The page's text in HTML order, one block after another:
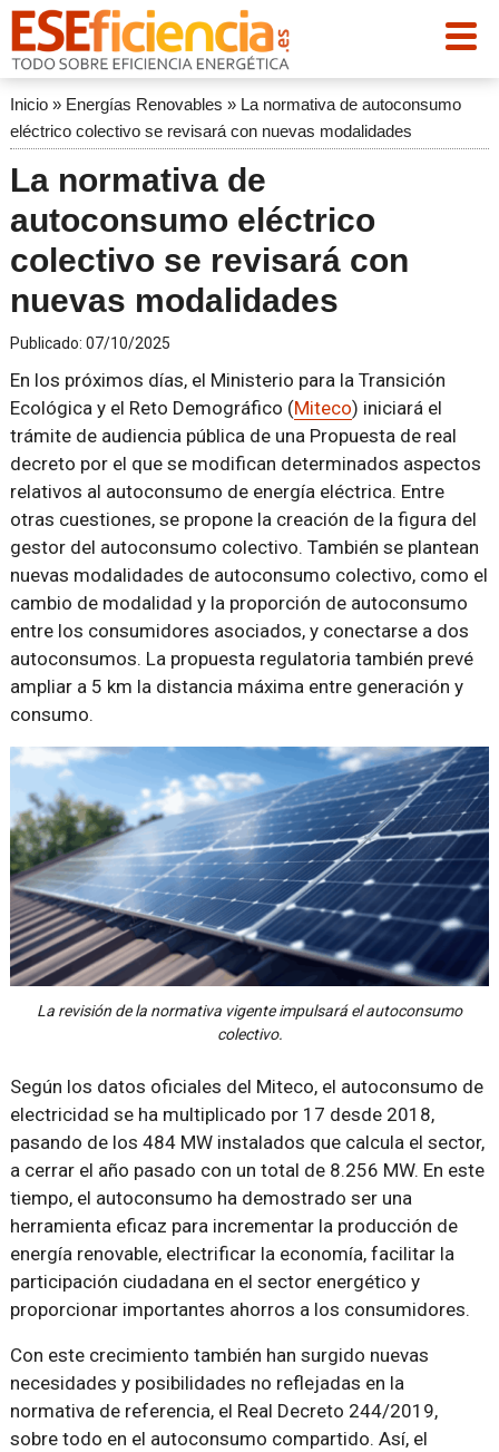
Inicio» Energías Renovables » La normativa de autoconsumo
eléctrico colectivo se revisará con nuevas modalidades
La normativa de
autoconsumo eléctrico
colectivo se revisará con
nuevas modalidades
Publicado: 07/10/2025
En los próximos días, el Ministerio para la Transición
Ecológica y el Reto Demográfico (Miteco) iniciará el
trámite de audiencia pública de una Propuesta de real
decreto por el que se modifican determinados aspectos
relativos al autoconsumo de energía eléctrica. Entre
otras cuestiones, se propone la creación de la figura del
gestor del autoconsumo colectivo. También se plantean
nuevas modalidades de autoconsumo colectivo, como el
cambio de modalidad y la proporción de autoconsumo
entre los consumidores asociados, y conectarse a dos
autoconsumos. La propuesta regulatoria también prevé
ampliar a 5 km la distancia máxima entre generación y
consumo.
La revisión de la normativa vigente impulsará el autoconsumo
colectivo.
Según los datos oficiales del Miteco, el autoconsumo de
electricidad se ha multiplicado por 17 desde 2018,
pasando de los 484 MW instalados que calcula el sector,
a cerrar el año pasado con un total de 8.256 MW. En este
tiempo, el autoconsumo ha demostrado ser una
herramienta eficaz para incrementar la producción de
energía renovable, electrificar la economía, facilitar la
participación ciudadana en el sector energético y
proporcionar importantes ahorros a los consumidores.
Con este crecimiento también han surgido nuevas
necesidades y posibilidades no reflejadas en la
normativa de referencia, el Real Decreto 244/2019,
sobre todo en el autoconsumo compartido. Así, el